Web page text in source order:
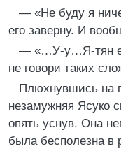
— «Не буду я
его заверну. И
— «…У-у…Я-тян
не говори таких
Плюхнувшись на
незамужняя Ясуко
опять уснув. Она
была бесполезна в